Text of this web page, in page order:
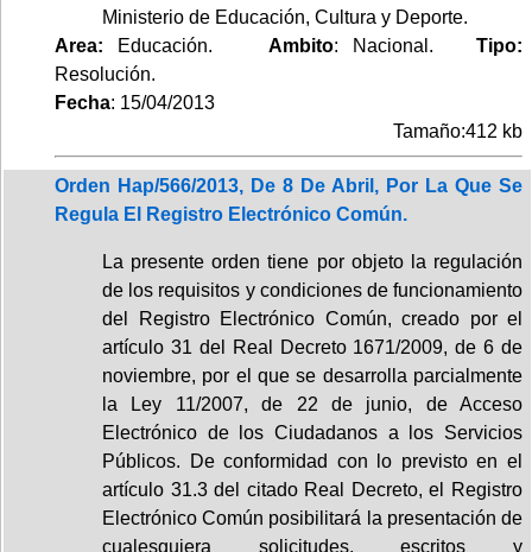
Ministerio de Educación, Cultura y Deporte.
Area: Educación.Ambito: Nacional.Tipo:
Resolución.
Fecha: 15/04/2013
Tamaño:412 kb
Orden Hap/566/2013, De 8 De Abril, Por La Que Se
Regula El Registro Electrónico Común.
La presente orden tiene por objeto la regulación
de los requisitos y condiciones de funcionamiento
del Registro Electrónico Común, creado por el
artículo 31 del Real Decreto 1671/2009, de 6 de
noviembre, por el que se desarrolla parcialmente
la Ley 11/2007, de 22 de junio, de Acceso
Electrónico de los Ciudadanos a los Servicios
Públicos. De conformidad con lo previsto en el
artículo 31.3 del citado Real Decreto, el Registro
Electrónico Común posibilitará la presentación de
cualesquiera solicitudes, escritos y